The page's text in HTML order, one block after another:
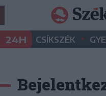
24H CSÍKSZÉK •